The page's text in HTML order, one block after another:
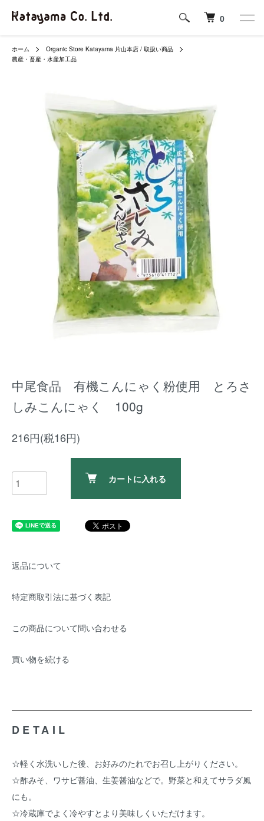
0
ホーム
Organic Store Katayama 片山本店 / 取扱い商品
農産・畜産・水産加工品
中尾食品 有機こんにゃく粉使用 とろさ
しみこんにゃく 100g
216円(税16円)
カートに入れる
返品について
特定商取引法に基づく表記
この商品について問い合わせる
買い物を続ける
DETAIL
☆軽く水洗いした後、お好みのたれでお召し上がりください。
☆酢みそ、ワサビ醤油、生姜醤油などで。野菜と和えてサラダ風
にも。
☆冷蔵庫でよく冷やすとより美味しくいただけます。